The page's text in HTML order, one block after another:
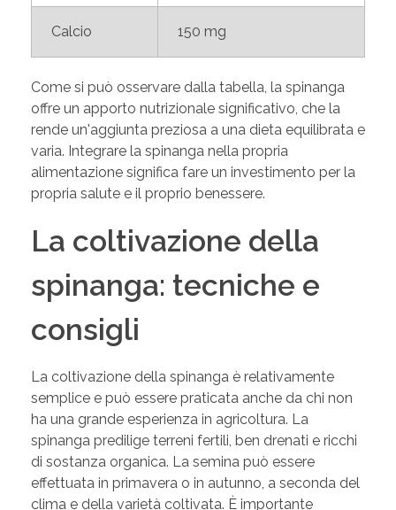
Calcio 150 mg
Come si può osservare dalla tabella, la spinanga
offre un apporto nutrizionale significativo, che la
rende un'aggiunta preziosa a una dieta equilibrata e
varia. Integrare la spinanga nella propria
alimentazione significa fare un investimento per la
propria salute e il proprio benessere.
La coltivazione della
spinanga: tecniche e
consigli
La coltivazione della spinanga è relativamente
semplice e può essere praticata anche da chi non
ha una grande esperienza in agricoltura. La
spinanga predilige terreni fertili, ben drenati e ricchi
di sostanza organica. La semina può essere
effettuata in primavera o in autunno, a seconda del
clima e della varietà coltivata. È importante